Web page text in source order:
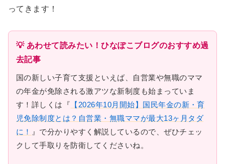
ってきます！
💡 あわせて読みたい！ひなぽこブログのおすすめ過
去記事
国の新しい子育て支援といえば、自営業や無職のママ
の年金が免除される激アツな新制度も始まっていま
す！詳しくは『 【2026年10月開始】国民年金の新・育
児免除制度とは？自営業・無職ママが最大13ヶ月タダ
に！
』で分かりやすく解説しているので、ぜひチェッ
クして手取りを防衛してくださいね。